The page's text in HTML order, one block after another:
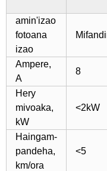
amin'izao
fotoana
izao
Ampere,
A
8
Hery
mivoaka,
kW
<2kW
Haingam-
pandeha,
km/ora
<5